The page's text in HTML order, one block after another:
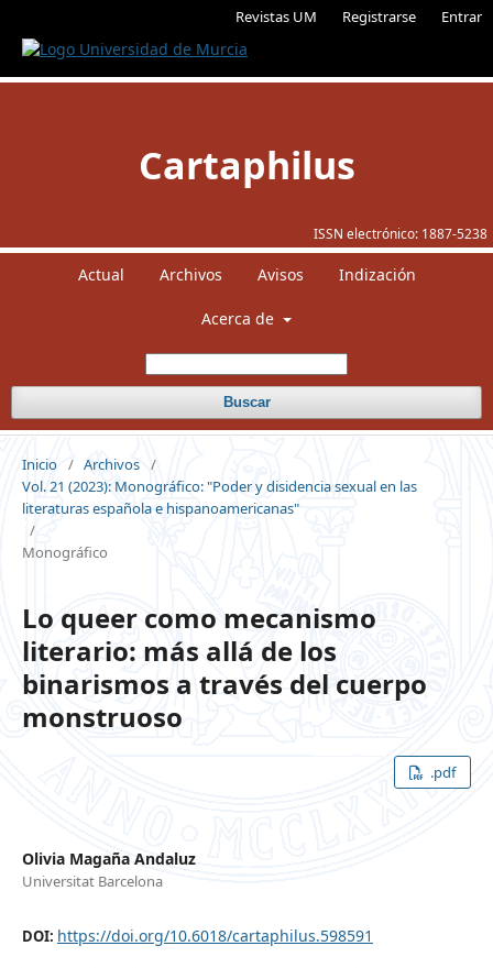
Revistas UM Registrarse Entrar
ISSN electrónico: 1887-5238
Cartaphilus
Actual Archivos Avisos Indización
Acerca de
Buscar
Inicio / Archivos /
Vol. 21 (2023): Monográfico: "Poder y disidencia sexual en las
literaturas española e hispanoamericanas"
/
Monográfico
Lo queer como mecanismo
literario: más allá de los
binarismos a través del cuerpo
monstruoso
.pdf
Olivia Magaña Andaluz
Universitat Barcelona
DOI: https://doi.org/10.6018/cartaphilus.598591